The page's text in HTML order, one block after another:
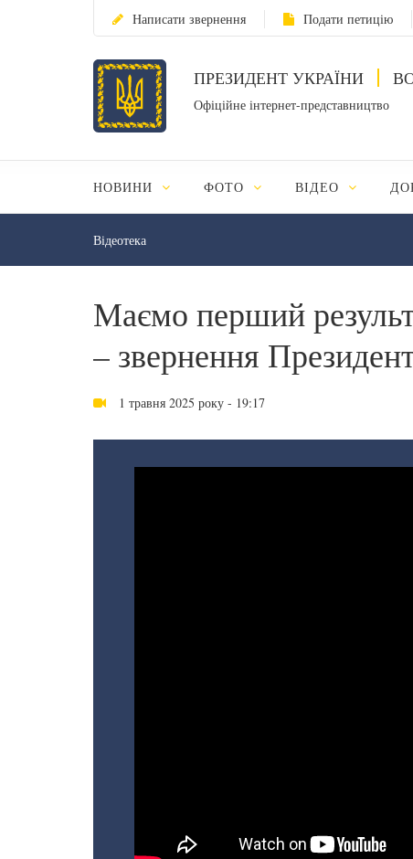
Написати звернення Подати петицію
ПРЕЗИДЕНТ УКРАЇНИ
Офіційне інтернет-представництво
НОВИНИ ФОТО ВІДЕО
Відеотека
Маємо перший
– звернення
1 травня 2025 року - 19:17